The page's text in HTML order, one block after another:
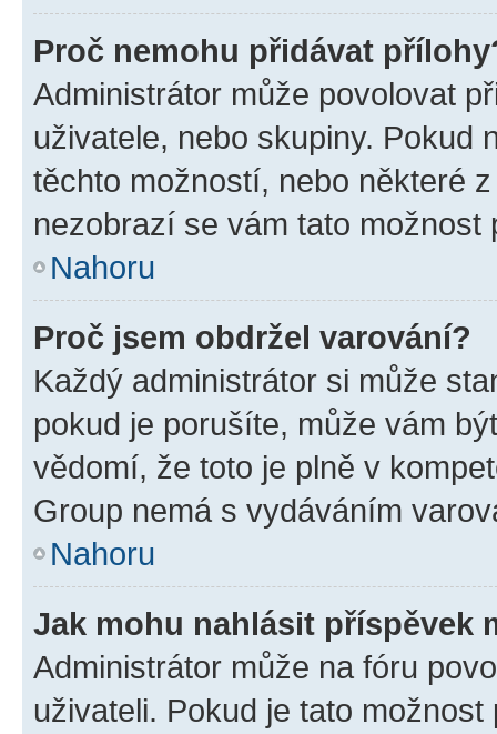
Proč nemohu přidávat
Administrátor může povolovat
uživatele, nebo skupiny. Pokud
těchto možností, nebo některé
nezobrazí se vám tato
Nahoru
Proč jsem obdržel varování?
Každý administrátor si může
pokud je porušíte, může vám
vědomí, že toto je plně v
Group nemá s vydáváním
Nahoru
Jak mohu nahlásit příspěvek
Administrátor může na fóru
uživateli. Pokud je tato